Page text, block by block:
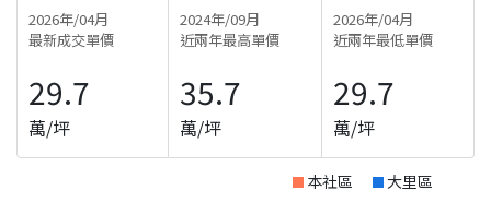
2026年/04月
最新成交單價
29.7
萬/坪
2024年/09月
近兩年最高單價
35.7
萬/坪
2026年/04月
近兩年最低單價
29.7
萬/坪
本社區 大里區